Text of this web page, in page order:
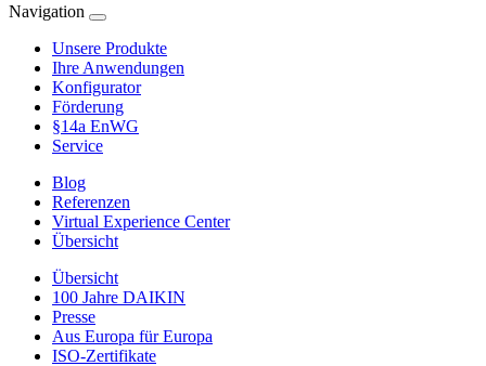
Navigation
Unsere Produkte
Ihre Anwendungen
Konfigurator
Förderung
§14a EnWG
Service
Blog
Referenzen
Virtual Experience Center
Übersicht
Übersicht
100 Jahre DAIKIN
Presse
Aus Europa für Europa
ISO-Zertifikate